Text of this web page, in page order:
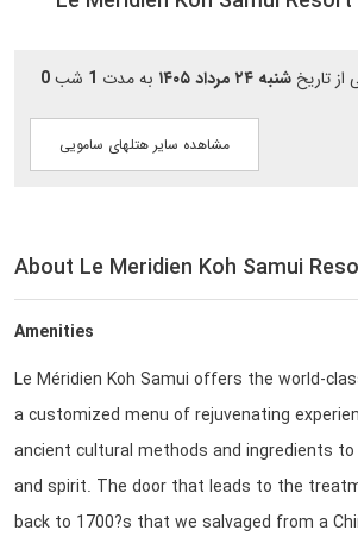
تاریخ شنبه ۲۴ مرداد ۱۴۰۵ به مدت 1 شب0
مشاهده سایر هتلهای سامویی
About Le Meridien Koh Samui
Amenities
Le Méridien Koh Samui offers the world-
a customized menu of rejuvenating
ancient cultural methods and ingredients
and spirit. The door that leads to the
back to 1700?s that we salvaged from a